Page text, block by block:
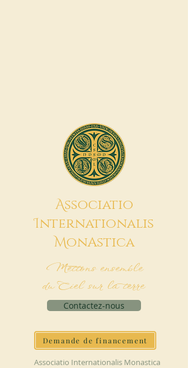
Associatio
Internationalis
MonAstica
Mettons ensemble
du Ciel sur la terre
Contactez-nous
Demande de financement
Associatio Internationalis Monastica